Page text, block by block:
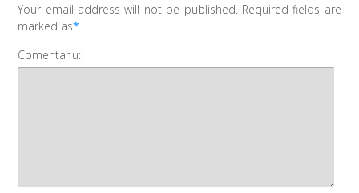
Your email address will not be published. Required fields are
marked as*
Comentariu: